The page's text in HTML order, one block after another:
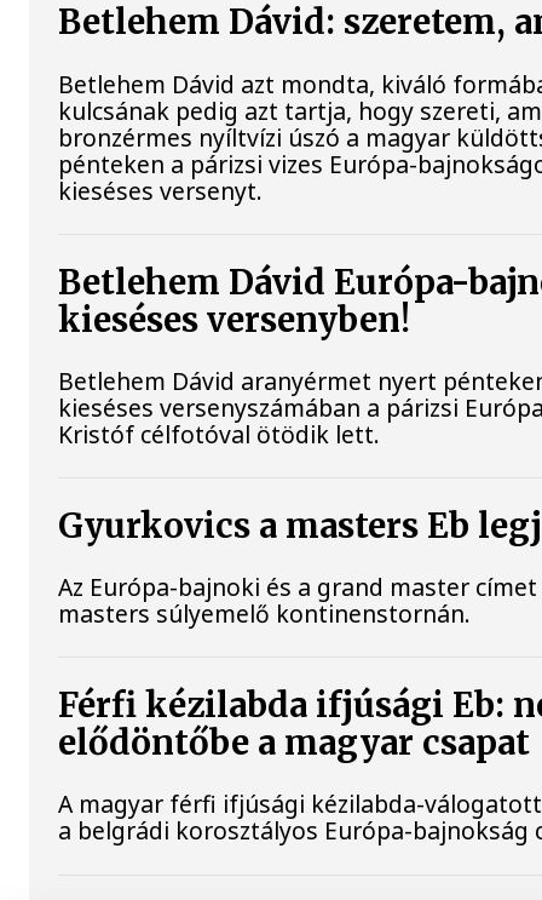
Betlehem Dávid: szeretem,
Betlehem Dávid azt mondta, kiváló
kulcsának pedig azt tartja, hogy szereti,
bronzérmes nyíltvízi úszó a magyar
pénteken a párizsi vizes Európa-
kieséses versenyt.
Betlehem Dávid Európa-
kieséses versenyben!
Betlehem Dávid aranyérmet nyert
kieséses versenyszámában a párizsi
Kristóf célfotóval ötödik lett.
Gyurkovics a masters Eb
Az Európa-bajnoki és a grand master
masters súlyemelő kontinenstornán.
Férfi kézilabda ifjúsági Eb:
elődöntőbe a magyar csapat
A magyar férfi ifjúsági kézilabda-
a belgrádi korosztályos Európa-